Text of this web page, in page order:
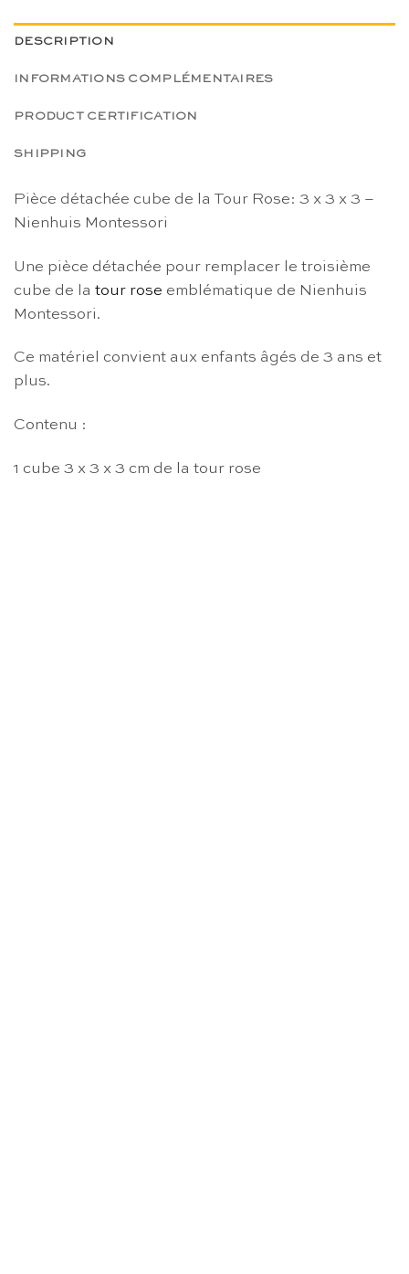
DESCRIPTION
INFORMATIONS COMPLÉMENTAIRES
PRODUCT CERTIFICATION
SHIPPING
Pièce détachée cube de la Tour Rose: 3 x 3 x 3 –
Nienhuis Montessori
Une pièce détachée pour remplacer le troisième
cube de la tour rose emblématique de Nienhuis
Montessori.
Ce matériel convient aux enfants âgés de 3 ans et
plus.
Contenu :
1 cube 3 x 3 x 3 cm de la tour rose